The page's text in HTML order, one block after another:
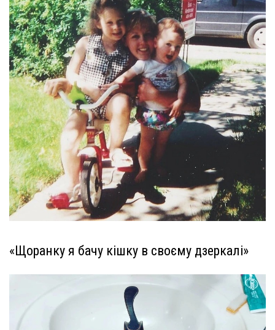
«Щоранку я бачу кішку в своєму дзеркалі»